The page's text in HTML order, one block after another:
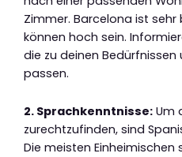
Zimmer. Barcelona ist
können hoch sein.
die zu deinen
passen.
2. Sprachkenntnisse: Um
zurechtzufinden, sind
Die meisten